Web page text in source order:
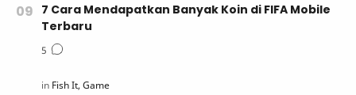
7 Cara Mendapatkan Banyak Koin di FIFA Mobile
Terbaru